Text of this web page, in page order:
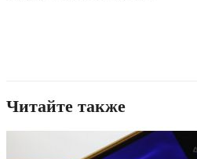
Читайте также